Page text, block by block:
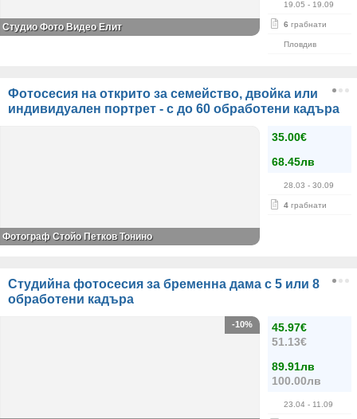
19.05 - 19.09
6 грабнати
Пловдив
Студио Фото Видео Елит
Фотосесия на открито за семейство, двойка или
индивидуален портрет - с до 60 обработени кадъра
35.00€
68.45лв
28.03 - 30.09
4 грабнати
Фотограф Стойо Петков Тонино
Студийна фотосесия за бременна дама с 5 или 8
обработени кадъра
45.97€
51.13€
89.91лв
100.00лв
23.04 - 11.09
-10%